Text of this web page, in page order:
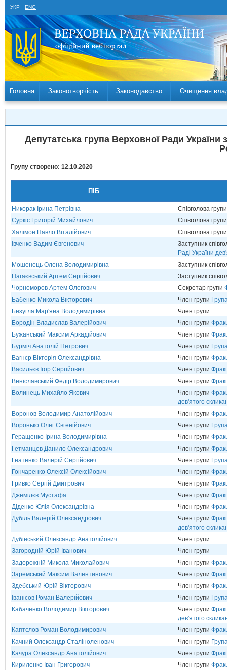
УКР ENG
Головна Законотворчість Законодавство Очищення
Депутатська група Верховної Ради
Групу створено: 12.10.2020
ПІБ
Никорак Ірина Петрівна
Співголова
Суркіс Григорій Михайлович
Співголова
Халімон Павло Віталійович
Співголова
Івченко Вадим Євгенович
Заступник
Раді України
Мошенець Олена Володимирівна
Заступник
Нагаєвський Артем Сергійович
Заступник
Чорноморов Артем Олегович
Секретар групи
Бабенко Микола Вікторович
Член групи
Безугла Мар'яна Володимирівна
Член групи
Бородін Владислав Валерійович
Член групи
Бужанський Максим Аркадійович
Член групи
Бурміч Анатолій Петрович
Член групи
Вагнєр Вікторія Олександрівна
Член групи
Васильєв Ігор Сергійович
Член групи
Веніславський Федір Володимирович
Член групи
Волинець Михайло Якович
Член групи
дев'ятого
Воронов Володимир Анатолійович
Член групи
Воронько Олег Євгенійович
Член групи
Геращенко Ірина Володимирівна
Член групи
Гетманцев Данило Олександрович
Член групи
Гнатенко Валерій Сергійович
Член групи
Гончаренко Олексій Олексійович
Член групи
Гривко Сергій Дмитрович
Член групи
Джемілєв Мустафа
Член групи
Діденко Юлія Олександрівна
Член групи
Дубіль Валерій Олександрович
Член групи
дев'ятого
Дубінський Олександр Анатолійович
Член групи
Загородній Юрій Іванович
Член групи
Задорожній Микола Миколайович
Член групи
Заремський Максим Валентинович
Член групи
Здебський Юрій Вікторович
Член групи
Іванісов Роман Валерійович
Член групи
Кабаченко Володимир Вікторович
Член групи
дев'ятого
Каптєлов Роман Володимирович
Член групи
Качний Олександр Сталіноленович
Член групи
Качура Олександр Анатолійович
Член групи
Кириленко Іван Григорович
Член групи